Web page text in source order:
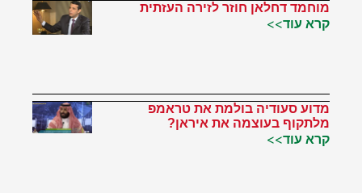
מוחמד דחלאן חוזר לזירה העזתית
קרא עוד>>
מדוע סעודיה בולמת את טראמפ
מלתקוף בעוצמה את איראן?
קרא עוד>>